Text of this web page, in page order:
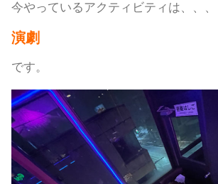
今やっているアクティビティは、、、
演劇
です。